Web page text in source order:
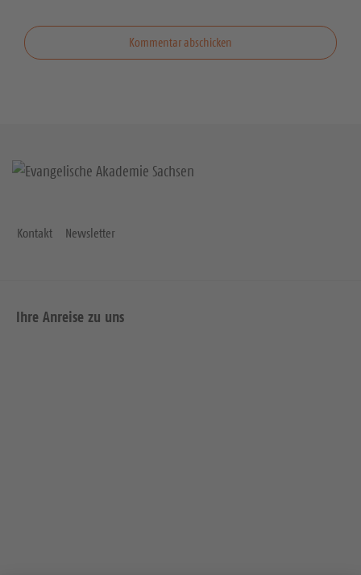
Kontakt Newsletter
Ihre Anreise zu uns